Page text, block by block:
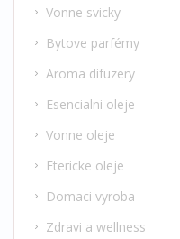
Vonne svicky
Bytove parfémy
Aroma difuzery
Esencialni oleje
Vonne oleje
Etericke oleje
Domaci vyroba
Zdravi a wellness